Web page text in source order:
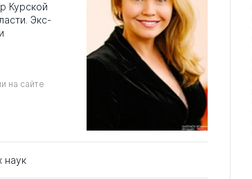
Курской
Экс-
на сайте
наук